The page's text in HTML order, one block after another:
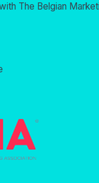
The Belgian